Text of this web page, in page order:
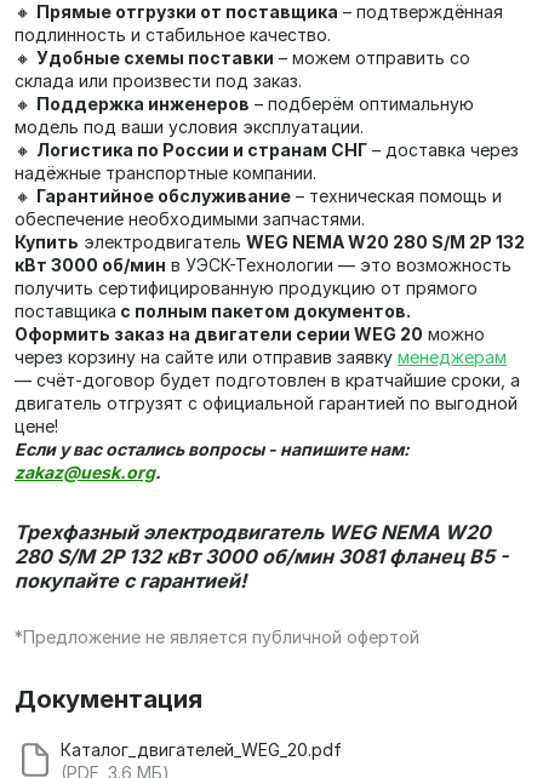
🔸 Прямые отгрузки от поставщика – подтверждённая
подлинность и стабильное качество.
🔸 Удобные схемы поставки – можем отправить со
склада или произвести под заказ.
🔸 Поддержка инженеров – подберём оптимальную
модель под ваши условия эксплуатации.
🔸 Логистика по России и странам СНГ – доставка через
надёжные транспортные компании.
🔸 Гарантийное обслуживание – техническая помощь и
обеспечение необходимыми запчастями.
Купить электродвигатель WEG NEMA W20 280 S/M 2P 132
кВт 3000 об/мин в УЭСК-Технологии — это возможность
получить сертифицированную продукцию от прямого
поставщика с полным пакетом документов.
Оформить заказ на двигатели серии WEG 20 можно
через корзину на сайте или отправив заявку менеджерам
— счёт‑договор будет подготовлен в кратчайшие сроки, а
двигатель отгрузят с официальной гарантией по выгодной
цене!
Если у вас остались вопросы - напишите нам:
zakaz@uesk.org.
Трехфазный электродвигатель WEG NEMA W20
280 S/M 2P 132 кВт 3000 об/мин 3081 фланец В5 -
покупайте с гарантией!
*Предложение не является публичной офертой
Документация
Каталог_двигателей_WEG_20.pdf
(PDF, 3.6 МБ)